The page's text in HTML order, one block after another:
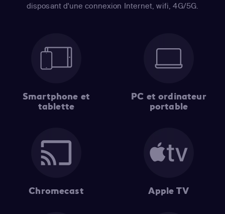
disposant d'une connexion Internet, wifi, 4G/5G.
Smartphone et
tablette
PC et ordinateur
portable
Chromecast Apple TV